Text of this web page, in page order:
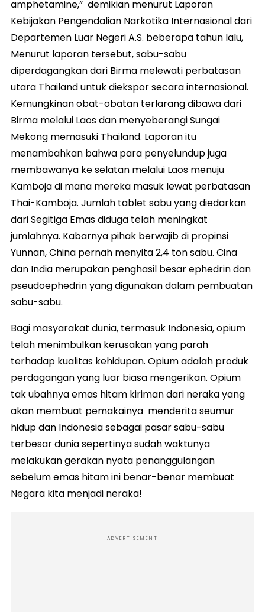
amphetamine,” demikian menurut Laporan
Kebijakan Pengendalian Narkotika Internasional dari
Departemen Luar Negeri A.S. beberapa tahun lalu,
Menurut laporan tersebut, sabu-sabu
diperdagangkan dari Birma melewati perbatasan
utara Thailand untuk diekspor secara internasional.
Kemungkinan obat-obatan terlarang dibawa dari
Birma melalui Laos dan menyeberangi Sungai
Mekong memasuki Thailand. Laporan itu
menambahkan bahwa para penyelundup juga
membawanya ke selatan melalui Laos menuju
Kamboja di mana mereka masuk lewat perbatasan
Thai-Kamboja. Jumlah tablet sabu yang diedarkan
dari Segitiga Emas diduga telah meningkat
jumlahnya. Kabarnya pihak berwajib di propinsi
Yunnan, China pernah menyita 2,4 ton sabu. Cina
dan India merupakan penghasil besar ephedrin dan
pseudoephedrin yang digunakan dalam pembuatan
sabu-sabu.
Bagi masyarakat dunia, termasuk Indonesia, opium
telah menimbulkan kerusakan yang parah
terhadap kualitas kehidupan. Opium adalah produk
perdagangan yang luar biasa mengerikan. Opium
tak ubahnya emas hitam kiriman dari neraka yang
akan membuat pemakainya menderita seumur
hidup dan Indonesia sebagai pasar sabu-sabu
terbesar dunia sepertinya sudah waktunya
melakukan gerakan nyata penanggulangan
sebelum emas hitam ini benar-benar membuat
Negara kita menjadi neraka!
ADVERTISEMENT